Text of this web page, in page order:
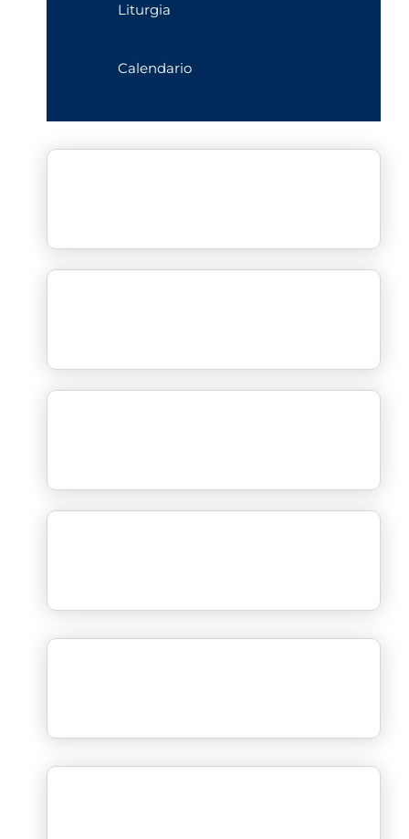
Liturgia
Calendario